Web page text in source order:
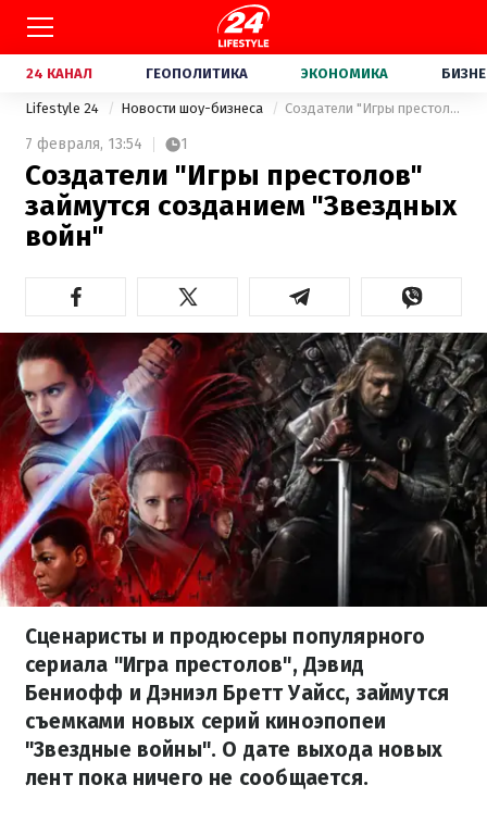
24 КАНАЛ ГЕОПОЛИТИКА ЭКОНОМИКА
Lifestyle 24 Новости шоу-бизнеса Создатели "Игры престолов" займутся созданием "Звездных войн"
7 февраля, 13:54 1
Создатели "Игры престолов"
займутся созданием "Звездных
войн"
Сценаристы и продюсеры популярного
сериала "Игра престолов", Дэвид
Бениофф и Дэниэл Бретт Уайсс, займутся
съемками новых серий киноэпопеи
"Звездные войны". О дате выхода новых
лент пока ничего не сообщается.